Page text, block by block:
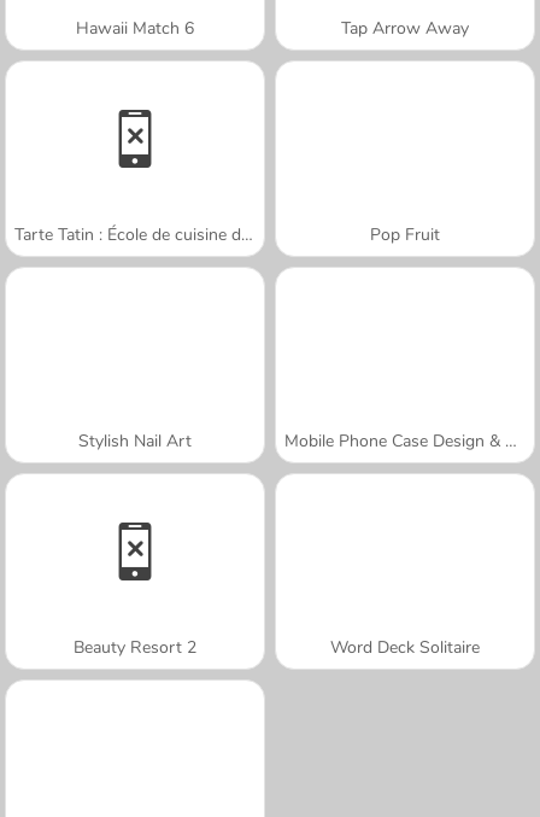
Hawaii Match 6 Tap Arrow Away
Tarte Tatin : École de cuisine de Sara Pop Fruit
Stylish Nail Art Mobile Phone Case Design & DIY
Beauty Resort 2 Word Deck Solitaire